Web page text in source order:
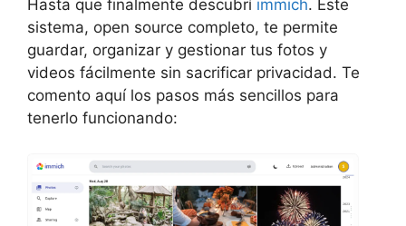
Hasta que finalmente descubrí immich. Este
sistema, open source completo, te permite
guardar, organizar y gestionar tus fotos y
videos fácilmente sin sacrificar privacidad. Te
comento aquí los pasos más sencillos para
tenerlo funcionando: